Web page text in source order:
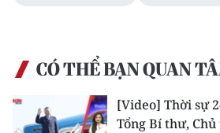
ENGLISH
中文
CÓ THỂ BẠN QUAN
[Video] Thời sự
Tổng Bí thư,